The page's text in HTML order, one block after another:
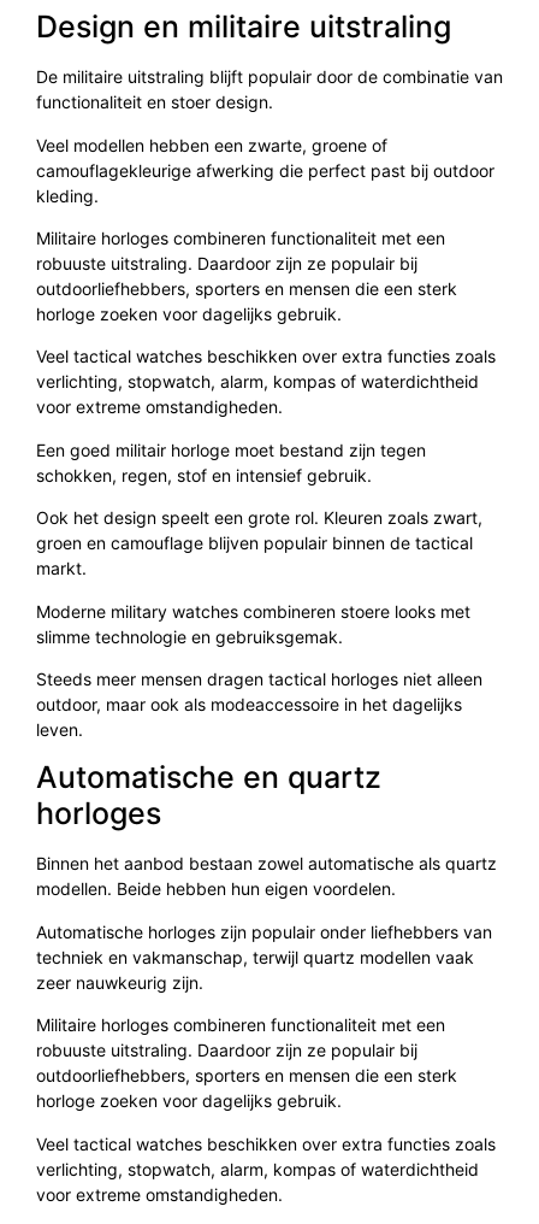
Design en militaire uitstraling
De militaire uitstraling blijft populair door de combinatie van
functionaliteit en stoer design.
Veel modellen hebben een zwarte, groene of
camouflagekleurige afwerking die perfect past bij outdoor
kleding.
Militaire horloges combineren functionaliteit met een
robuuste uitstraling. Daardoor zijn ze populair bij
outdoorliefhebbers, sporters en mensen die een sterk
horloge zoeken voor dagelijks gebruik.
Veel tactical watches beschikken over extra functies zoals
verlichting, stopwatch, alarm, kompas of waterdichtheid
voor extreme omstandigheden.
Een goed militair horloge moet bestand zijn tegen
schokken, regen, stof en intensief gebruik.
Ook het design speelt een grote rol. Kleuren zoals zwart,
groen en camouflage blijven populair binnen de tactical
markt.
Moderne military watches combineren stoere looks met
slimme technologie en gebruiksgemak.
Steeds meer mensen dragen tactical horloges niet alleen
outdoor, maar ook als modeaccessoire in het dagelijks
leven.
Automatische en quartz
horloges
Binnen het aanbod bestaan zowel automatische als quartz
modellen. Beide hebben hun eigen voordelen.
Automatische horloges zijn populair onder liefhebbers van
techniek en vakmanschap, terwijl quartz modellen vaak
zeer nauwkeurig zijn.
Militaire horloges combineren functionaliteit met een
robuuste uitstraling. Daardoor zijn ze populair bij
outdoorliefhebbers, sporters en mensen die een sterk
horloge zoeken voor dagelijks gebruik.
Veel tactical watches beschikken over extra functies zoals
verlichting, stopwatch, alarm, kompas of waterdichtheid
voor extreme omstandigheden.